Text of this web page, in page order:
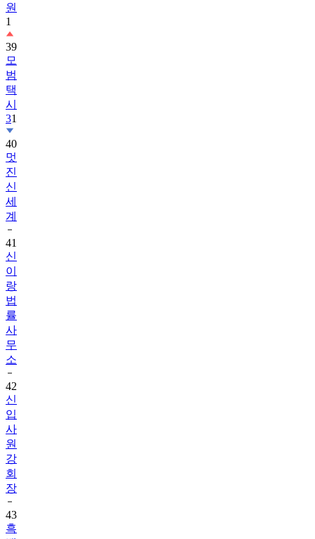
39
모
범
택
시
31
40
멋
진
신
세
계
41
신
이
랑
법
률
사
무
소
42
신
입
사
원
강
회
장
43
흑
백
요